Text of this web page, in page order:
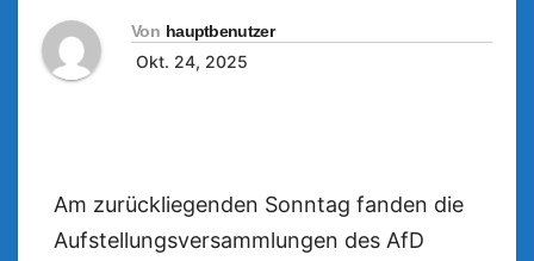
Von hauptbenutzer
Okt. 24, 2025
Am zurückliegenden Sonntag fanden die
Aufstellungsversammlungen des AfD